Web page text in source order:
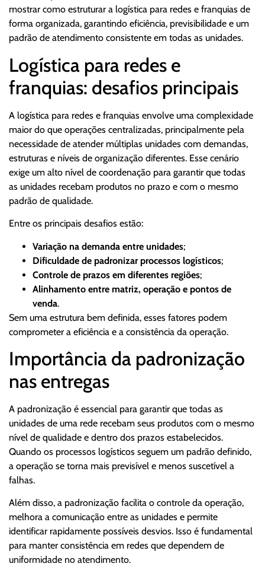
mostrar como estruturar a logística para redes e franquias de
forma organizada, garantindo eficiência, previsibilidade e um
padrão de atendimento consistente em todas as unidades.
Logística para redes e
franquias: desafios principais
A logística para redes e franquias envolve uma complexidade
maior do que operações centralizadas, principalmente pela
necessidade de atender múltiplas unidades com demandas,
estruturas e níveis de organização diferentes. Esse cenário
exige um alto nível de coordenação para garantir que todas
as unidades recebam produtos no prazo e com o mesmo
padrão de qualidade.
Entre os principais desafios estão:
Variação na demanda entre unidades;
Dificuldade de padronizar processos logísticos;
Controle de prazos em diferentes regiões;
Alinhamento entre matriz, operação e pontos de
venda.
Sem uma estrutura bem definida, esses fatores podem
comprometer a eficiência e a consistência da operação.
Importância da padronização
nas entregas
A padronização é essencial para garantir que todas as
unidades de uma rede recebam seus produtos com o mesmo
nível de qualidade e dentro dos prazos estabelecidos.
Quando os processos logísticos seguem um padrão definido,
a operação se torna mais previsível e menos suscetível a
falhas.
Além disso, a padronização facilita o controle da operação,
melhora a comunicação entre as unidades e permite
identificar rapidamente possíveis desvios. Isso é fundamental
para manter consistência em redes que dependem de
uniformidade no atendimento.